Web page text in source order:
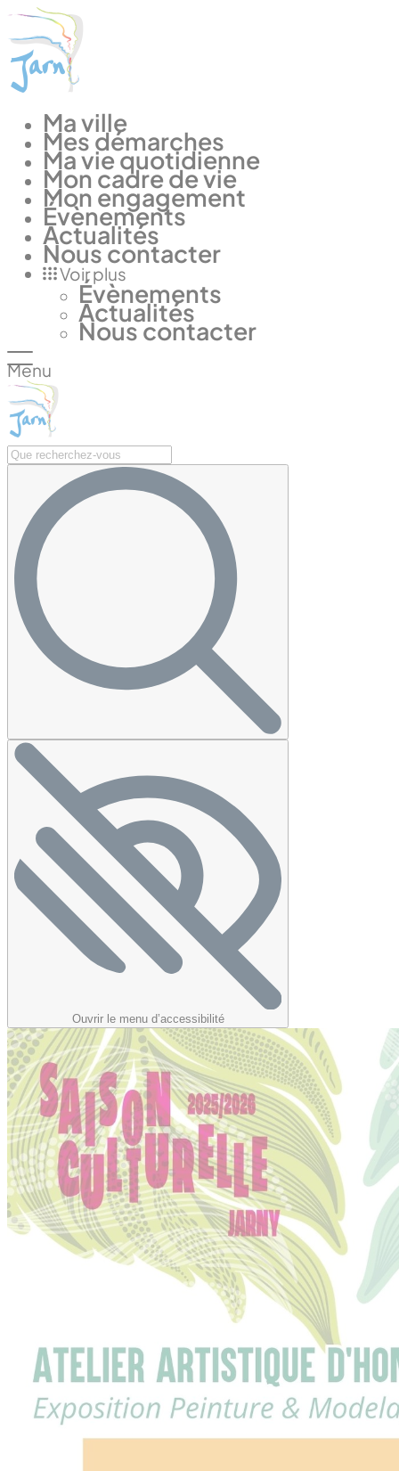
Panneau de gestion des cookies
Ma ville
Mes démarches
Ma vie quotidienne
Mon cadre de vie
Mon engagement
Évènements
Actualités
Nous contacter
Voir plus
Évènements
Actualités
Nous contacter
Menu
Ouvrir le menu d’accessibilité